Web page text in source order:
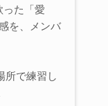
った「愛
を、メンバ
所で練習し